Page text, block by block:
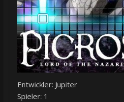
Entwickler: Jupiter
Spieler: 1